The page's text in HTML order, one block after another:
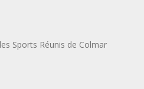
Sports Réunis de Colmar